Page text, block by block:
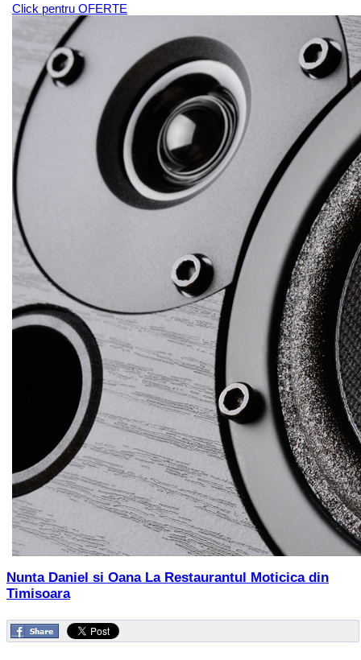
Click pentru OFERTE
Nunta Daniel si Oana La Restaurantul Moticica din
Timisoara